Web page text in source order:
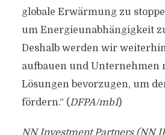
globale Erwärmung zu
um Energieunabhängigkeit
Deshalb werden wir
aufbauen und Unternehmen
Lösungen bevorzugen, um
fördern.“ (DFPA/mb1)
NN Investment Partners (NN